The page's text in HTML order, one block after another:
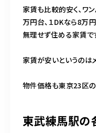
家賃も比較的安く、ワ
万円台、１DKなら8万
無理せず住める家賃で
家賃が安いというのは
物件価格も東京23区の
東武練馬駅の